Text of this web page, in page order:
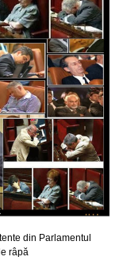
din Parlamentul
râpă